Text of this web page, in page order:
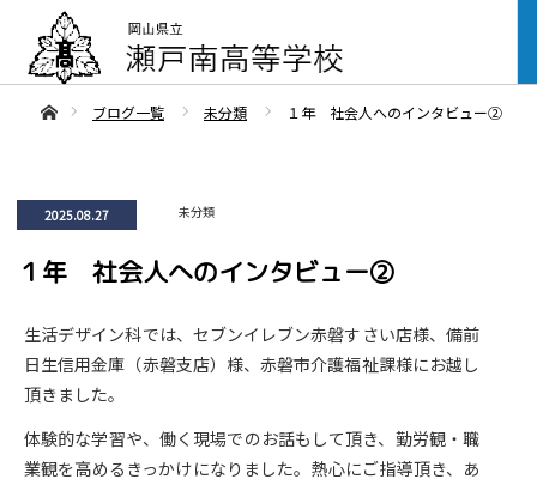
ああホームブログ一覧 未分類 １年 社会人へのインタビュー②
2025.08.27 未分類
１年 社会人へのインタビュー②
生活デザイン科では、セブンイレブン赤磐すさい店様、備前
日生信用金庫（赤磐支店）様、赤磐市介護福祉課様にお越し
頂きました。
体験的な学習や、働く現場でのお話もして頂き、勤労観・職
業観を高めるきっかけになりました。熱心にご指導頂き、あ